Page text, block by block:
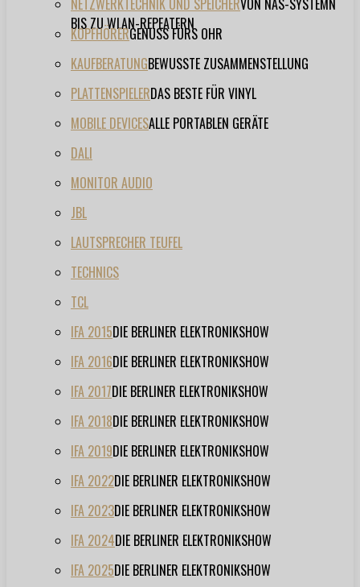
NETZWERKTECHNIK UND SPEICHERVON NAS-SYSTEMN
BIS ZU WLAN-REPEATERN
KOPFHÖRERGENUSS FÜRS OHR
KAUFBERATUNGBEWUSSTE ZUSAMMENSTELLUNG
PLATTENSPIELERDAS BESTE FÜR VINYL
MOBILE DEVICESALLE PORTABLEN GERÄTE
DALI
MONITOR AUDIO
JBL
LAUTSPRECHER TEUFEL
TECHNICS
TCL
IFA 2015DIE BERLINER ELEKTRONIKSHOW
IFA 2016DIE BERLINER ELEKTRONIKSHOW
IFA 2017DIE BERLINER ELEKTRONIKSHOW
IFA 2018DIE BERLINER ELEKTRONIKSHOW
IFA 2019DIE BERLINER ELEKTRONIKSHOW
IFA 2022DIE BERLINER ELEKTRONIKSHOW
IFA 2023DIE BERLINER ELEKTRONIKSHOW
IFA 2024DIE BERLINER ELEKTRONIKSHOW
IFA 2025DIE BERLINER ELEKTRONIKSHOW